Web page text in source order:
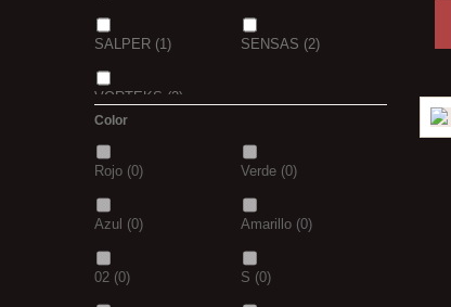
SALPER (1) SENSAS (2)
VORTEKS (2)
Color
Rojo (0) Verde (0)
Azul (0) Amarillo (0)
02 (0) S (0)